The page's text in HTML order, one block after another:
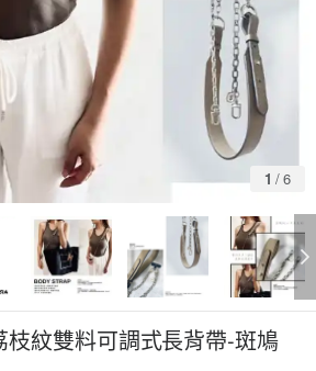
1 /6
枝紋雙料可調式長背帶-斑鳩